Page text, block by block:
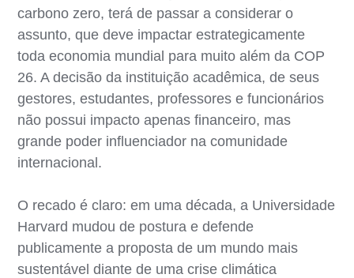
carbono zero, terá de passar a considerar o
assunto, que deve impactar estrategicamente
toda economia mundial para muito além da COP
26. A decisão da instituição acadêmica, de seus
gestores, estudantes, professores e funcionários
não possui impacto apenas financeiro, mas
grande poder influenciador na comunidade
internacional.
O recado é claro: em uma década, a Universidade
Harvard mudou de postura e defende
publicamente a proposta de um mundo mais
sustentável diante de uma crise climática